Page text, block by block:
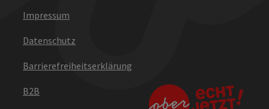
Impressum
Datenschutz
Barrierefreiheitserklärung
B2B